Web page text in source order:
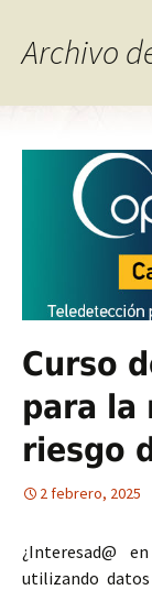
Archivo
Curso
para la
riesgo
2 febrero, 2025
¿Interesad@
utilizando